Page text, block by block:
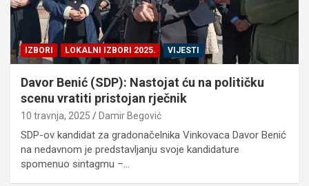
IZBORI LOKALNI IZBORI 2025. VIJESTI
Davor Benić (SDP): Nastojat ću na političku
scenu vratiti pristojan rječnik
10 travnja, 2025 Damir Begović
SDP-ov kandidat za gradonačelnika Vinkovaca Davor Benić
na nedavnom je predstavljanju svoje kandidature
spomenuo sintagmu –…